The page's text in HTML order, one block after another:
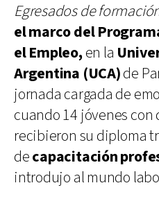
Egresados de
el marco del
el Empleo,en la
Argentina (UCA)de
jornada cargada de
cuando 14 jóvenes
recibieron su diploma
decapacitación
introdujo al mundo